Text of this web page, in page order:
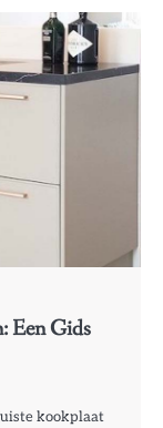
Een Gids
kookplaat